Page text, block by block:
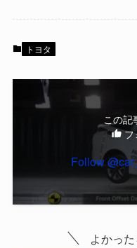
トヨタ
この記
フ
Follow
よかっ